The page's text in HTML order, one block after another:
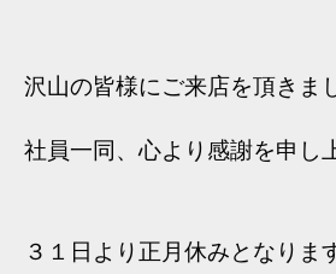
沢山の皆様にご来店を頂きま
社員一同、心より 感謝を申し
３１日より正月休みとなりま